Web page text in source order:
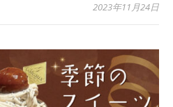
2023年11月24日